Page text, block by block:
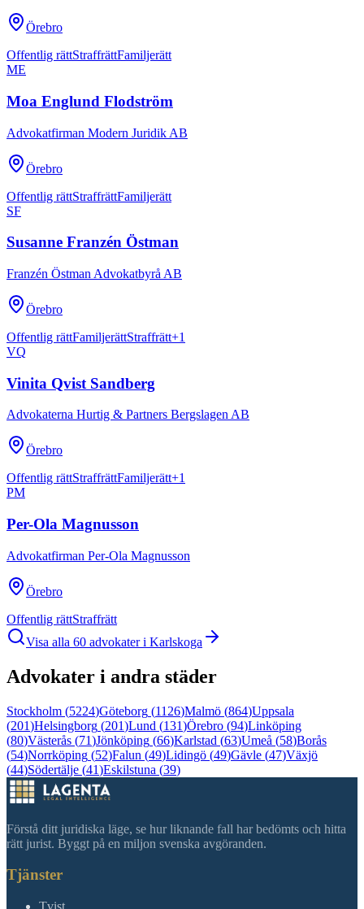
Örebro
Offentlig rättStraffrättFamiljerätt
ME
Moa Englund Flodström
Advokatfirman Modern Juridik AB
Örebro
Offentlig rättStraffrättFamiljerätt
SF
Susanne Franzén Östman
Franzén Östman Advokatbyrå AB
Örebro
Offentlig rättFamiljerättStraffrätt+1
VQ
Vinita Qvist Sandberg
Advokaterna Hurtig & Partners Bergslagen AB
Örebro
Offentlig rättStraffrättFamiljerätt+1
PM
Per-Ola Magnusson
Advokatfirman Per-Ola Magnusson
Örebro
Offentlig rättStraffrätt
Visa alla 60 advokater i Karlskoga
Advokater i andra städer
Stockholm (5224)Göteborg (1126)Malmö (864)Uppsala
(201)Helsingborg (201)Lund (131)Örebro (94)Linköping
(80)Västerås (71)Jönköping (66)Karlstad (63)Umeå (58)Borås
(54)Norrköping (52)Falun (49)Lidingö (49)Gävle (47)Växjö
(44)Södertälje (41)Eskilstuna (39)
Förstå ditt juridiska läge, se hur liknande fall har bedömts och hitta
rätt jurist. Byggt på en miljon svenska avgöranden.
Tjänster
Tvist